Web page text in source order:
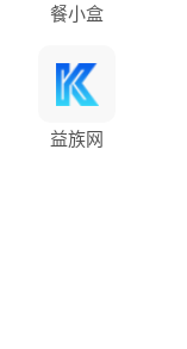
餐小盒
益族网